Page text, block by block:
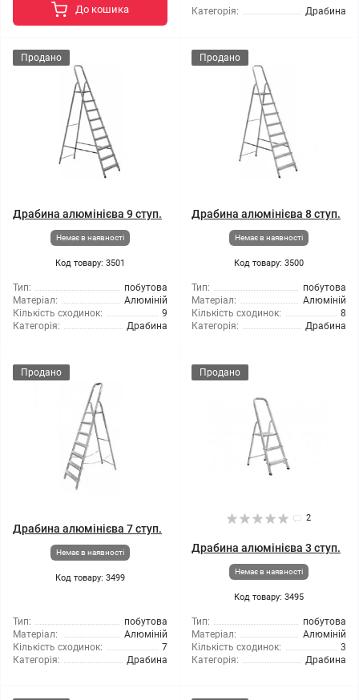
До кошика Категорія: Драбина
Продано
Драбина алюмінієва 9 ступ.
Немає в наявності
Код товару: 3501
Тип:
побутова
Матеріал:
Алюміній
Кількість сходинок:
9
Категорія:
Драбина
Продано
Драбина алюмінієва 8 ступ.
Немає в наявності
Код товару: 3500
Тип:
побутова
Матеріал:
Алюміній
Кількість сходинок:
8
Категорія:
Драбина
Продано
Драбина алюмінієва 7 ступ.
Немає в наявності
Код товару: 3499
Тип:
побутова
Матеріал:
Алюміній
Кількість сходинок:
7
Категорія:
Драбина
Продано
2
Драбина алюмінієва 3 ступ.
Немає в наявності
Код товару: 3495
Тип:
побутова
Матеріал:
Алюміній
Кількість сходинок:
3
Категорія:
Драбина